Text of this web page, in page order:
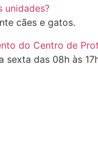
unidades?
cães e gatos.
do Centro de
sexta das 08h às